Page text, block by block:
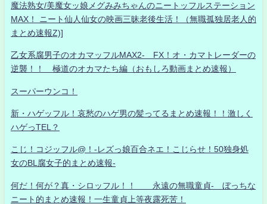
魔法熟女/美魔女ッ娘メグみみちゃんのニートッフルステーション
MAX！ ニート仙人仙女の映画三昧老後生活！（無職孤独居老人的
まとめ速報Z)]
乙女系腐男子のオカマッフルMAX2- FX！オ・カマトレーダーの
逆襲！！ 極道のオカマたち編（おもしろ動画まとめ速報）
スーパーウンコ！
新・ハゲッフル！哀愁のハゲ男の髪ってるまとめ速報！！激しく
ハゲっTEL？
こじ！コジッフル@！-レズっ娘百合ネエ！こじらせ！50独身処
女のBL腐女子的まとめ速報-
何だ！何が？真・シロッフル！！ 永遠の無職童貞- ぼっちな
ニート的まとめ速報！一生童貞上等夜露死苦！